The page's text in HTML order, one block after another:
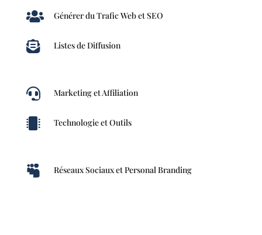
 Générer du Trafic Web et SEO
 Listes de Diffusion
 Marketing et Affiliation
 Technologie et Outils
 Réseaux Sociaux et Personal Branding